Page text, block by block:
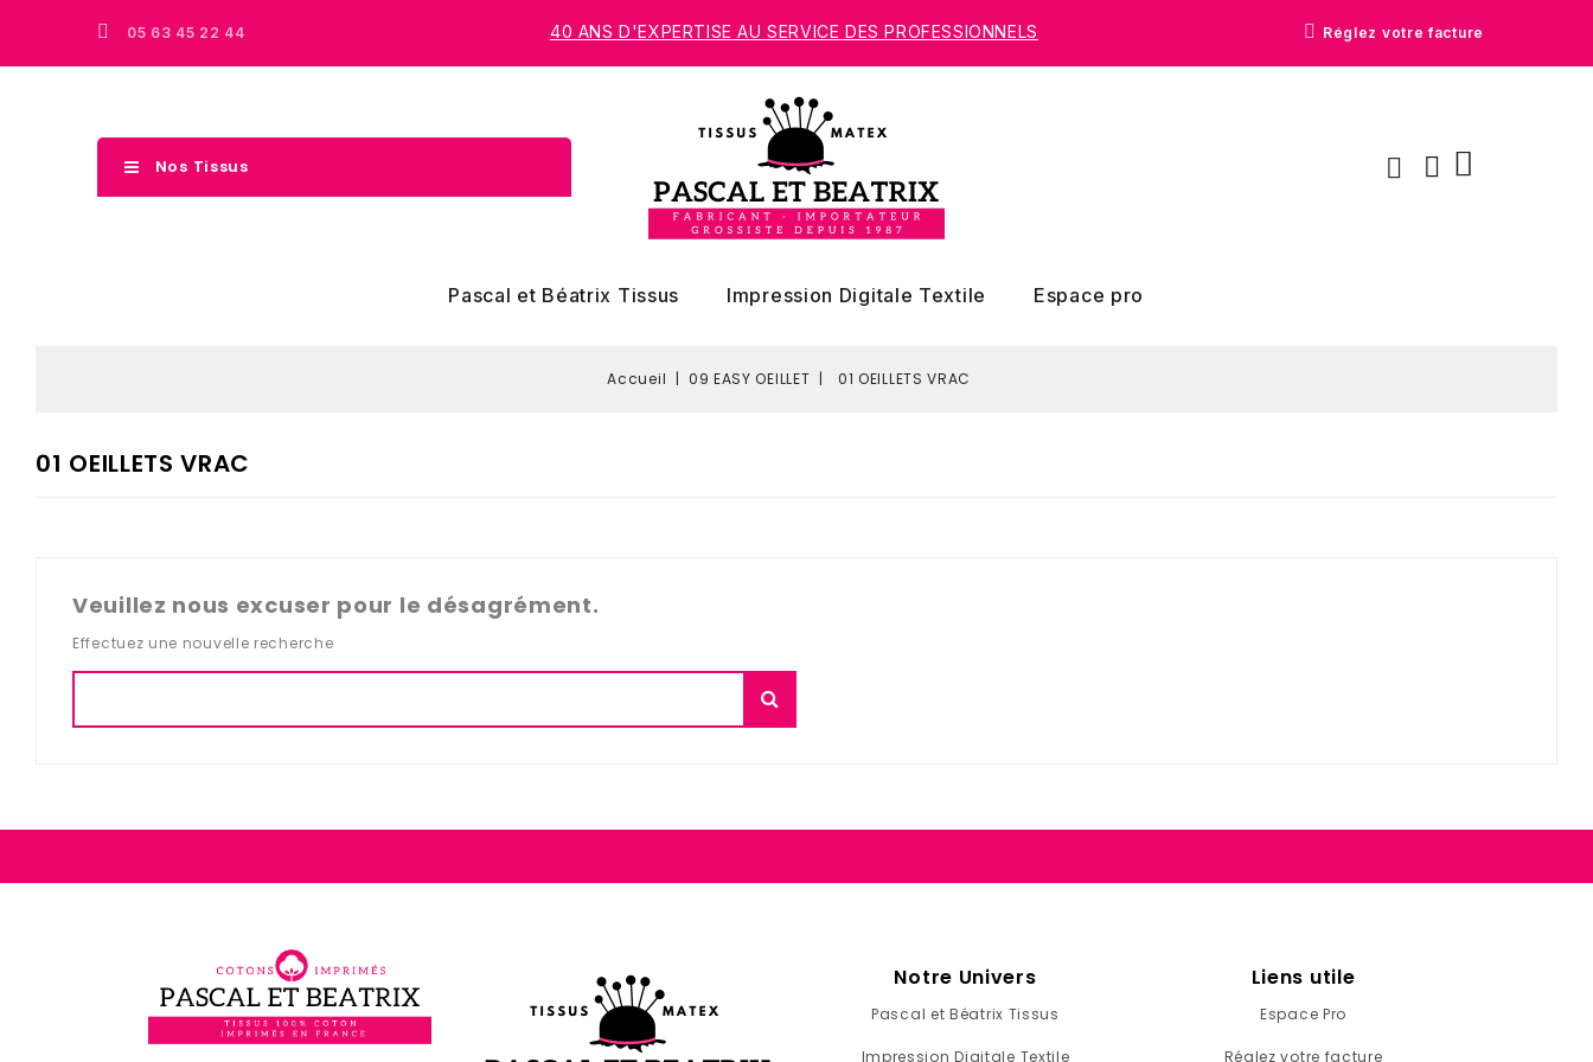
05 63 45 22 44 40 ANS D'EXPERTISE AU SERVICE DES PROFESSIONNELS Réglez votre facture
Nos Tissus
Pascal et Béatrix Tissus Impression Digitale Textile Espace pro
Accueil 09 EASY OEILLET 01 OEILLETS VRAC
01 OEILLETS VRAC
Veuillez nous excuser pour le désagrément.
Effectuez une nouvelle recherche
Notre Univers
Pascal et Béatrix Tissus
Impression Digitale Textile
Liens utile
Espace Pro
Réglez votre facture